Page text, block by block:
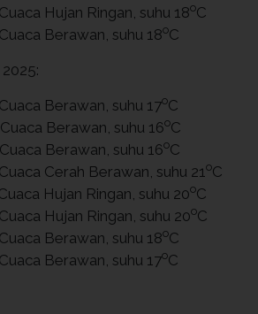
Hujan Ringan, suhu 18oC
Berawan, suhu 18oC
Berawan, suhu 17oC
Berawan, suhu 16oC
Berawan, suhu 16oC
Cerah Berawan, suhu 21 oC
Hujan Ringan, suhu 20oC
Hujan Ringan, suhu 20oC
Berawan, suhu 18oC
Berawan, suhu 17oC